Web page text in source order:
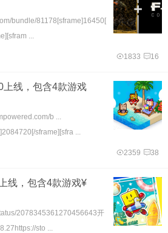
bundle/81178[sframe]16450[
...
1833 16
上线，包含4款游戏
b ...
sframe][sfra ...
2359 38
线，包含4款游戏¥
2078345361270456643开
sto ...